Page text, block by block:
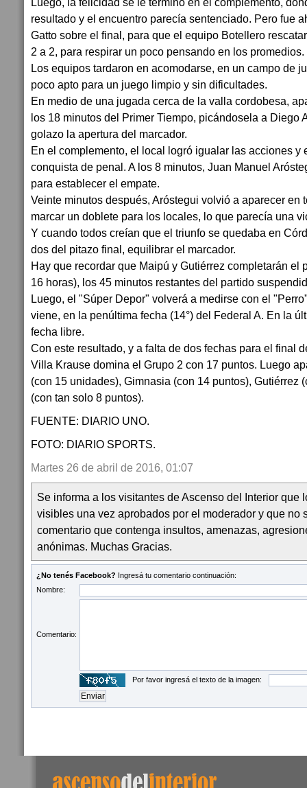
resultado y el encuentro parecía sentenciado. Pero fue
Gatto sobre el final, para que el equipo Botellero
2 a 2, para respirar un poco pensando en los promedios.
Los equipos tardaron en acomodarse, en un campo de
poco apto para un juego limpio y sin dificultades.
En medio de una jugada cerca de la valla cordobesa,
los 18 minutos del Primer Tiempo, picándosela a Diego
golazo la apertura del marcador.
En el complemento, el local logró igualar las acciones y
conquista de penal. A los 8 minutos, Juan Manuel
para establecer el empate.
Veinte minutos después, Aróstegui volvió a aparecer en
marcar un doblete para los locales, lo que parecía una
Y cuando todos creían que el triunfo se quedaba en
dos del pitazo final, equilibrar el marcador.
Hay que recordar que Maipú y Gutiérrez completarán el
16 horas), los 45 minutos restantes del partido
Luego, el "Súper Depor" volverá a medirse con el
viene, en la penúltima fecha (14°) del Federal A. En la
fecha libre.
Con este resultado, y a falta de dos fechas para el final
Villa Krause domina el Grupo 2 con 17 puntos. Luego
(con 15 unidades), Gimnasia (con 14 puntos), Gutiérrez
(con tan solo 8 puntos).
FUENTE: DIARIO UNO.
FOTO: DIARIO SPORTS.
Martes 26 de abril de 2016, 01:07
Se informa a los visitantes de Ascenso del Interior que
visibles una vez aprobados por el moderador y que no
comentario que contenga insultos, amenazas,
anónimas. Muchas Gracias.
¿No tenés Facebook? Ingresá tu comentario continuación:
Nombre:
Comentario:
Por favor ingresá el texto de la imagen: